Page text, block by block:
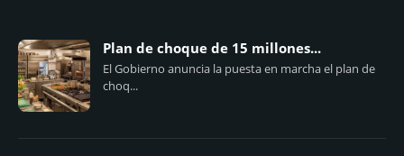
Plan de choque de 15 millones...
El Gobierno anuncia la puesta en marcha el plan de
choq...